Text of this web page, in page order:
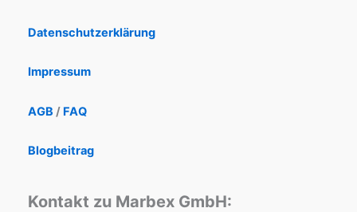
Datenschutzerklärung
Impressum
AGB / FAQ
Blogbeitrag
Kontakt zu Marbex GmbH: